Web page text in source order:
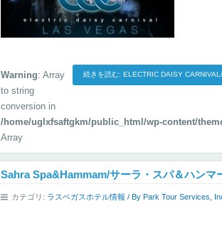
続きを読む: ELECTRIC DAISY
Warning: Array
to string
conversion in
/home/uglxfsaftgkm/public_html/wp-content/
Array
Sahra Spa&Hammam/サーラ・スパ＆ハンマ
カテゴリ: ラスベガスホテル情報 / By Park Tour Services,